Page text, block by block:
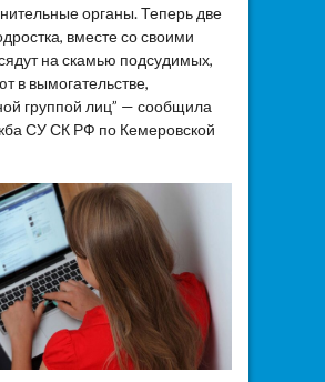
органы. Теперь две
вместе со своими
на скамью подсудимых,
в вымогательстве,
группой лиц” — сообщила
СУ СК РФ по Кемеровской